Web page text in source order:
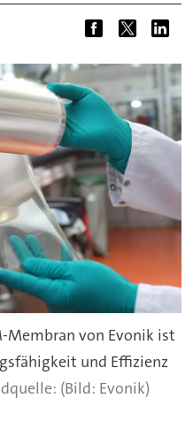
Membran von Evonik ist
und Effizienz
(Bild: Evonik)